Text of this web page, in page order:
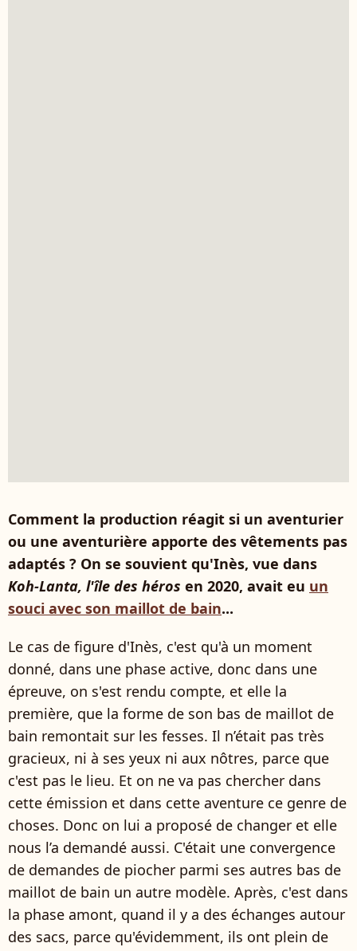
Comment la production réagit si un aventurier
ou une aventurière apporte des vêtements pas
adaptés ? On se souvient qu'Inès, vue dans
Koh-Lanta, l'île des héros en 2020, avait eu un
souci avec son maillot de bain...
Le cas de figure d'Inès, c'est qu'à un moment
donné, dans une phase active, donc dans une
épreuve, on s'est rendu compte, et elle la
première, que la forme de son bas de maillot de
bain remontait sur les fesses. Il n’était pas très
gracieux, ni à ses yeux ni aux nôtres, parce que
c'est pas le lieu. Et on ne va pas chercher dans
cette émission et dans cette aventure ce genre de
choses. Donc on lui a proposé de changer et elle
nous l’a demandé aussi. C'était une convergence
de demandes de piocher parmi ses autres bas de
maillot de bain un autre modèle. Après, c'est dans
la phase amont, quand il y a des échanges autour
des sacs, parce qu'évidemment, ils ont plein de